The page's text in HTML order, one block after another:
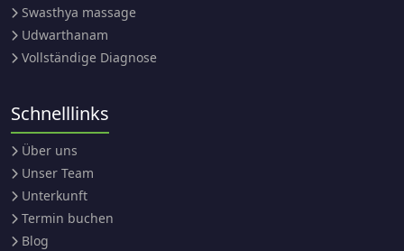
Swasthya massage
Udwarthanam
Vollständige Diagnose
Schnelllinks
Über uns
Unser Team
Unterkunft
Termin buchen
Blog